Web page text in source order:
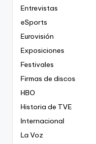
Entrevistas
eSports
Eurovisión
Exposiciones
Festivales
Firmas de discos
HBO
Historia de TVE
Internacional
La Voz